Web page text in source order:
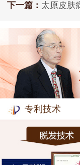
下一篇： 太原皮肤
专利技术